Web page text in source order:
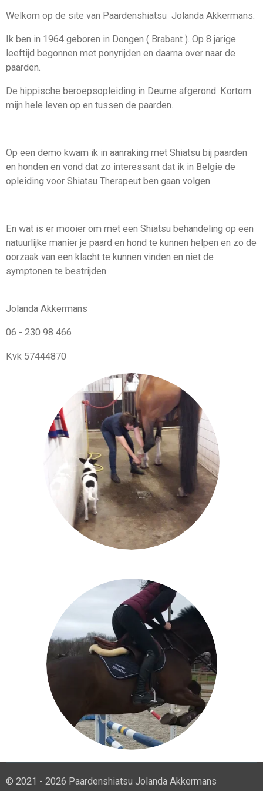
Welkom op de site van Paardenshiatsu Jolanda Akkermans.
Ik ben in 1964 geboren in Dongen ( Brabant ). Op 8 jarige
leeftijd begonnen met ponyrijden en daarna over naar de
paarden.
De hippische beroepsopleiding in Deurne afgerond. Kortom
mijn hele leven op en tussen de paarden.
Op een demo kwam ik in aanraking met Shiatsu bij paarden
en honden en vond dat zo interessant dat ik in Belgie de
opleiding voor Shiatsu Therapeut ben gaan volgen.
En wat is er mooier om met een Shiatsu behandeling op een
natuurlijke manier je paard en hond te kunnen helpen en zo de
oorzaak van een klacht te kunnen vinden en niet de
symptonen te bestrijden.
Jolanda Akkermans
06 - 230 98 466
Kvk 57444870
© 2021 - 2026 Paardenshiatsu Jolanda Akkermans